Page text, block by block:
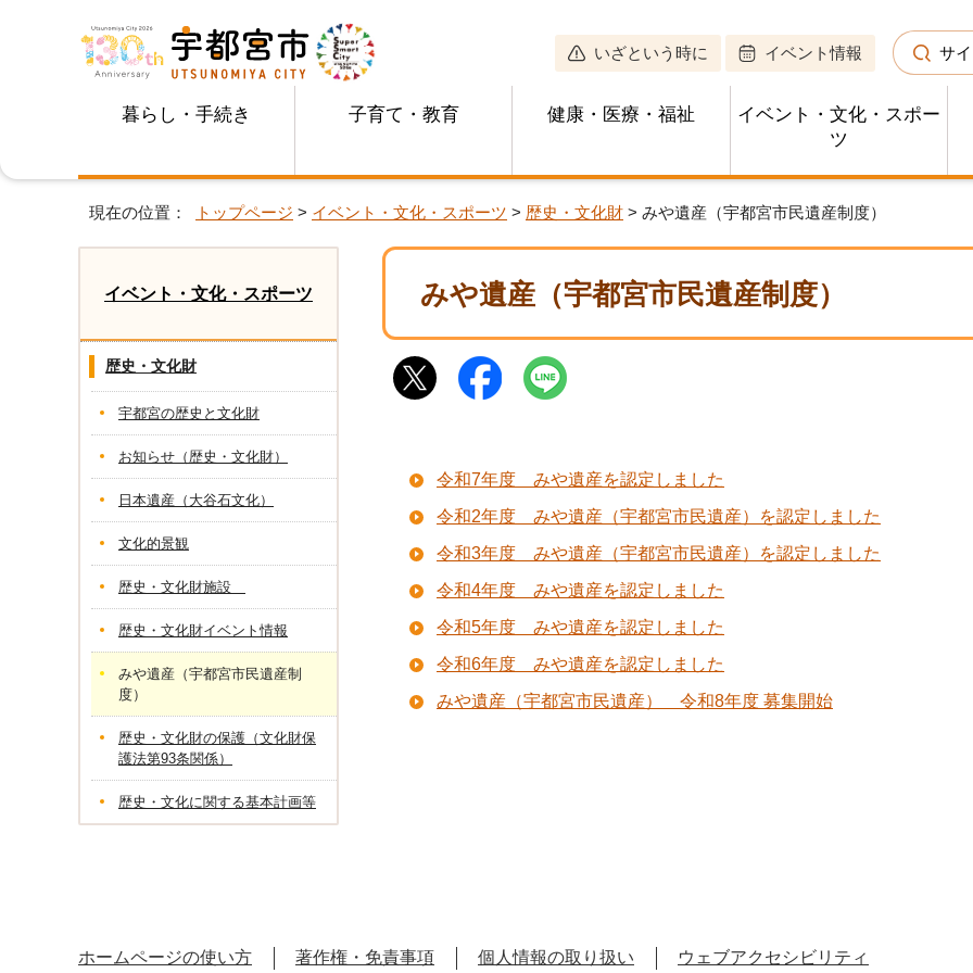
いざという時に イベント情報 サ
暮らし・手続き 子育て・教育 健康・医療・福祉
イベント・文化・スポー
ツ
現在の位置： トップページ > イベント・文化・スポーツ > 歴史・文化財 > みや遺産（宇都宮市民遺産制度）
みや遺産（宇都宮市民遺産制度）
令和7年度 みや遺産を認定しました
令和2年度 みや遺産（宇都宮市民遺産）を認定しました
令和3年度 みや遺産（宇都宮市民遺産）を認定しました
令和4年度 みや遺産を認定しました
令和5年度 みや遺産を認定しました
令和6年度 みや遺産を認定しました
みや遺産（宇都宮市民遺産） 令和8年度 募集開始
イベント・文化・スポーツ
歴史・文化財
宇都宮の歴史と文化財
お知らせ（歴史・文化財）
日本遺産（大谷石文化）
文化的景観
歴史・文化財施設
歴史・文化財イベント情報
みや遺産（宇都宮市民遺産制
度）
歴史・文化財の保護（文化財保
護法第93条関係）
歴史・文化に関する基本計画等
ホームページの使い方 著作権・免責事項 個人情報の取り扱い ウェブアクセシビリティ